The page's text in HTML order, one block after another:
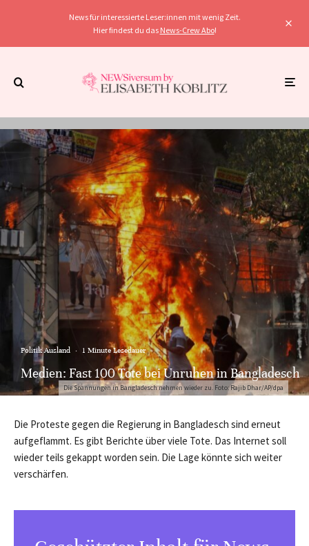
News für interessierte Leser:innen mit wenig Zeit.
Hier findest du das News-Crew Abo!
Die Spannungen in Bangladesch nehmen wieder zu. Foto: Rajib Dhar/AP/dpa
Politik Ausland · 1 Minute Lesedauer
Medien: Fast 100 Tote bei Unruhen in Bangladesch
Die Proteste gegen die Regierung in Bangladesch sind erneut
aufgeflammt. Es gibt Berichte über viele Tote. Das Internet soll
wieder teils gekappt worden sein. Die Lage könnte sich weiter
verschärfen.